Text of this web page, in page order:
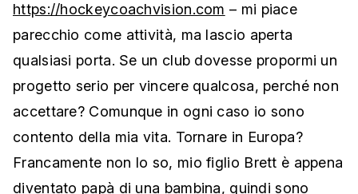
https://hockeycoachvision.com – mi piace
parecchio come attività, ma lascio aperta
qualsiasi porta. Se un club dovesse propormi un
progetto serio per vincere qualcosa, perché non
accettare? Comunque in ogni caso io sono
contento della mia vita. Tornare in Europa?
Francamente non lo so, mio figlio Brett è appena
diventato papà di una bambina, quindi sono